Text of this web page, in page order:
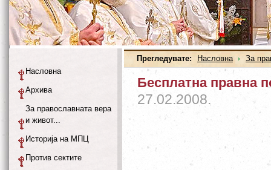
Прегледувате: Насловна За
Бесплатна правна
27.02.2008.
Насловна
Архива
За православната вера
и живот...
Историја на МПЦ
Против сектите